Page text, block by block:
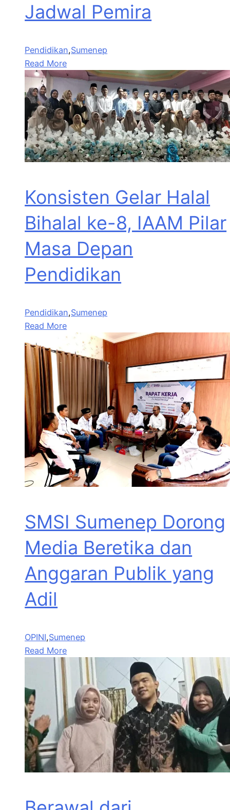
Jadwal Pemira
Pendidikan,Sumenep
Read More
Konsisten Gelar Halal
Bihalal ke-8, IAAM Pilar
Masa Depan
Pendidikan
Pendidikan,Sumenep
Read More
SMSI Sumenep Dorong
Media Beretika dan
Anggaran Publik yang
Adil
OPINI,Sumenep
Read More